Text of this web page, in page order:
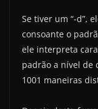
Se tiver um “-d”,
consoante o
ele interpreta
padrão a nível de
1001 maneiras